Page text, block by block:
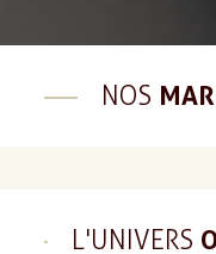
NOS
L'UNIVERS